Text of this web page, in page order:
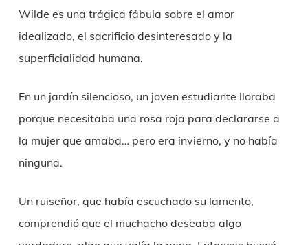
Wilde es una trágica fábula sobre el amor
idealizado, el sacrificio desinteresado y la
superficialidad humana.
En un jardín silencioso, un joven estudiante lloraba
porque necesitaba una rosa roja para declararse a
la mujer que amaba… pero era invierno, y no había
ninguna.
Un ruiseñor, que había escuchado su lamento,
comprendió que el muchacho deseaba algo